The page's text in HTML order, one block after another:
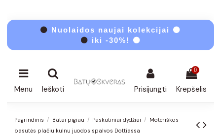
⚫ Nuolaidos naujai kolekcijai ⚫
⚫ iki -30%! ⚫
Menu Ieškoti Prisijungti
0
Krepšelis
Pagrindinis Batai pigiau Paskutiniai dydžiai
Moteriškos
basutės plačiu kulnu juodos spalvos Dottiassa